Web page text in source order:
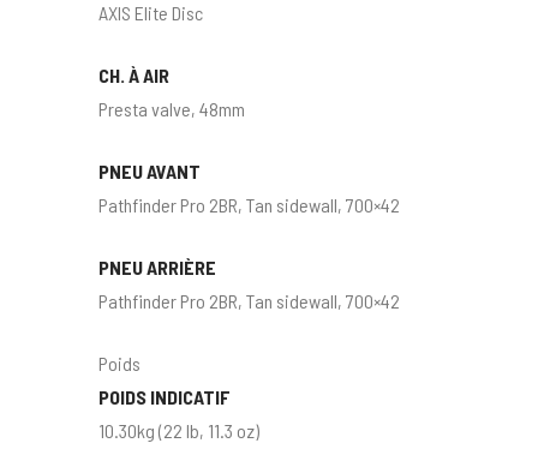
AXIS Elite Disc
CH. À AIR
Presta valve, 48mm
PNEU AVANT
Pathfinder Pro 2BR, Tan sidewall, 700×42
PNEU ARRIÈRE
Pathfinder Pro 2BR, Tan sidewall, 700×42
Poids
POIDS INDICATIF
10.30kg (22 lb, 11.3 oz)